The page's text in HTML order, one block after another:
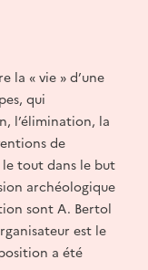
la « vie » d’une
qui
l’élimination, la
de
tout dans le but
archéologique
sont A. Bertol
est le
a été